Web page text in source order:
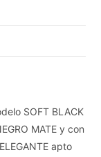
SOFT BLACK
MATE y con
apto